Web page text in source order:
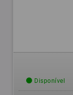
Disponível